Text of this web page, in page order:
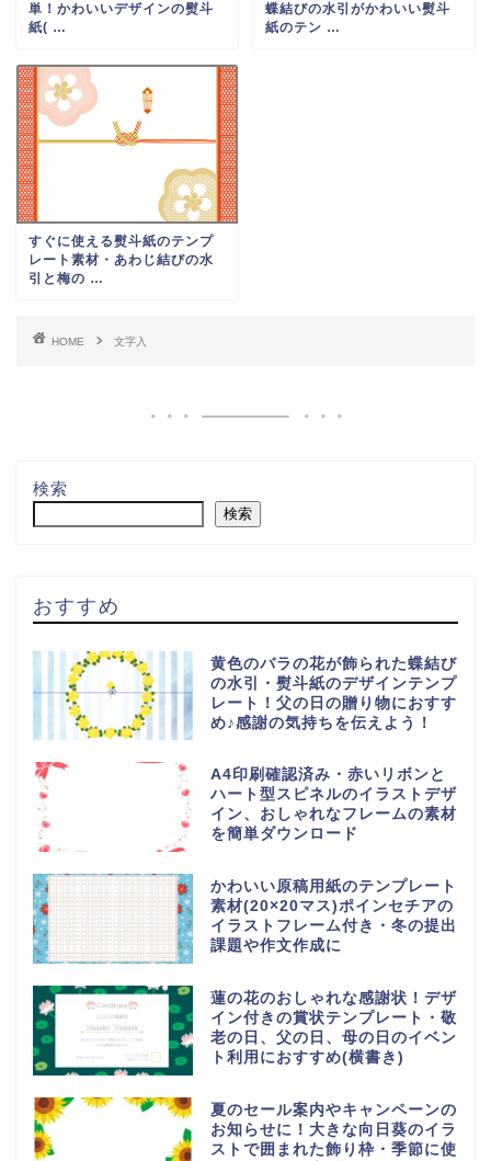
単！かわいいデザインの熨斗
紙( …
蝶結びの水引がかわいい熨斗
紙のテン …
すぐに使える熨斗紙のテンプ
レート素材・あわじ結びの水
引と梅の …
HOME 文字入
検索
検索
おすすめ
黄色のバラの花が飾られた蝶結び
の水引・熨斗紙のデザインテンプ
レート！父の日の贈り物におすす
め♪感謝の気持ちを伝えよう！
A4印刷確認済み・赤いリボンと
ハート型スピネルのイラストデザ
イン、おしゃれなフレームの素材
を簡単ダウンロード
かわいい原稿用紙のテンプレート
素材(20×20マス)ポインセチアの
イラストフレーム付き・冬の提出
課題や作文作成に
蓮の花のおしゃれな感謝状！デザ
イン付きの賞状テンプレート・敬
老の日、父の日、母の日のイベン
ト利用におすすめ(横書き)
夏のセール案内やキャンペーンの
お知らせに！大きな向日葵のイラ
ストで囲まれた飾り枠・季節に使